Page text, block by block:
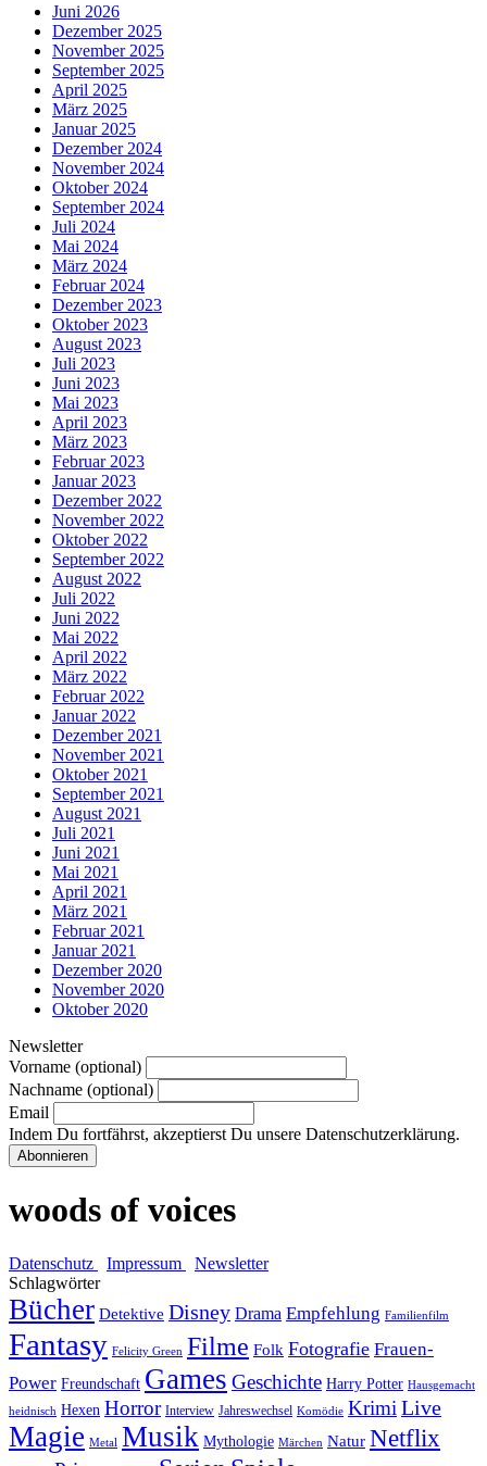
Juni 2026
Dezember 2025
November 2025
September 2025
April 2025
März 2025
Januar 2025
Dezember 2024
November 2024
Oktober 2024
September 2024
Juli 2024
Mai 2024
März 2024
Februar 2024
Dezember 2023
Oktober 2023
August 2023
Juli 2023
Juni 2023
Mai 2023
April 2023
März 2023
Februar 2023
Januar 2023
Dezember 2022
November 2022
Oktober 2022
September 2022
August 2022
Juli 2022
Juni 2022
Mai 2022
April 2022
März 2022
Februar 2022
Januar 2022
Dezember 2021
November 2021
Oktober 2021
September 2021
August 2021
Juli 2021
Juni 2021
Mai 2021
April 2021
März 2021
Februar 2021
Januar 2021
Dezember 2020
November 2020
Oktober 2020
Newsletter
Vorname (optional)
Nachname (optional)
Email
Indem Du fortfährst, akzeptierst Du unsere Datenschutzerklärung.
woods of voices
Datenschutz Impressum
Newsletter
Schlagwörter
Bücher Detektive Disney Drama Empfehlung Familienfilm
Fantasy Felicity Green Filme Folk Fotografie Frauen-
Power Freundschaft Games Geschichte Harry Potter Hausgemacht
heidnisch Hexen Horror Interview Jahreswechsel Komödie Krimi Live
Magie Metal Musik Mythologie Märchen Natur Netflix